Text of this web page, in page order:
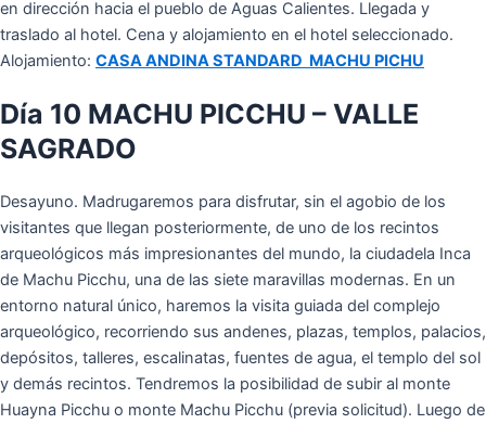
en dirección hacia el pueblo de Aguas Calientes. Llegada y
traslado al hotel. Cena y alojamiento en el hotel seleccionado.
Alojamiento: CASA ANDINA STANDARD MACHU PICHU
Día 10 MACHU PICCHU – VALLE
SAGRADO
Desayuno. Madrugaremos para disfrutar, sin el agobio de los
visitantes que llegan posteriormente, de uno de los recintos
arqueológicos más impresionantes del mundo, la ciudadela Inca
de Machu Picchu, una de las siete maravillas modernas. En un
entorno natural único, haremos la visita guiada del complejo
arqueológico, recorriendo sus andenes, plazas, templos, palacios,
depósitos, talleres, escalinatas, fuentes de agua, el templo del sol
y demás recintos. Tendremos la posibilidad de subir al monte
Huayna Picchu o monte Machu Picchu (previa solicitud). Luego de